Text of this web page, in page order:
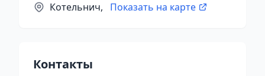
Котельнич, Показать на карте
Контакты